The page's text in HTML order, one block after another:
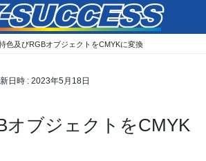
色及びRGBオブジェクトをCMYKに変換
日時 : 2023年5月18日
オブジェクトをCMYK